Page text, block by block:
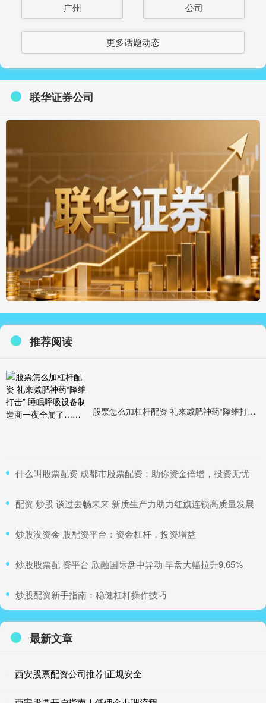
广州 公司
更多话题动态
联华证券公司
推荐阅读
股票怎么加杠杆配资 礼来减肥神药“降维打击” 睡眠呼吸设备制造商一夜全崩了……
​什么叫股票配资 成都市股票配资：助你资金倍增，投资无忧
​配资 炒股 谈过去畅未来 新质生产力助力红旗连锁高质量发展
​炒股没资金 股配资平台：资金杠杆，投资增益
​炒股股票配 资平台 欣融国际盘中异动 早盘大幅拉升9.65%
​炒股配资新手指南：稳健杠杆操作技巧
最新文章
西安股票配资公司推荐|正规安全